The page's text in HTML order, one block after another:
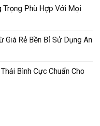
Trọng Phù Hợp Với Mọi
Giá Rẻ Bền Bỉ Sử Dụng An
Bình Cực Chuẩn Cho